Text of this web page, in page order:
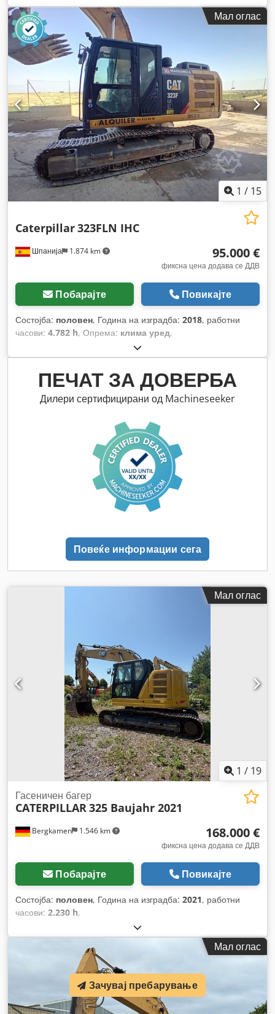
Мал оглас
1 / 15
Шпанија 1.874 km
Caterpillar323FLN IHC
95.000 €
фиксна цена додава се ДДВ
Побарајте Повикајте
Состојба: половен, Година на изградба: 2018, работни
часови: 4.782 h, Опрема: клима уред,
ПЕЧАТ ЗА ДОВЕРБА
Дилери сертифицирани од Machineseeker
Повеќе информации сега
Мал оглас
1 / 19
Bergkamen 1.546 km
Гасеничен багер
CATERPILLAR325 Baujahr 2021
168.000 €
фиксна цена додава се ДДВ
Побарајте Повикајте
Состојба: половен, Година на изградба: 2021, работни
часови: 2.230 h,
Мал оглас
Зачувај пребарување